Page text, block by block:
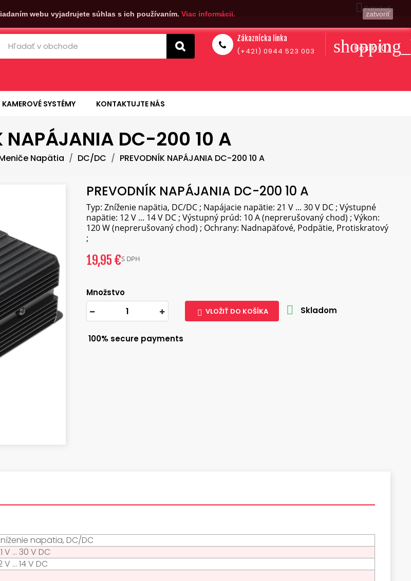
webu vyjadrujete súhlas s ich používaním. Viac informácii. zatvoriť
 Prihlásiť
Košík (0)
Zákaznícka linka
(+421) 0944 523 003
KAMEROVÉ SYSTÉMY KONTAKTUJTE NÁS
NAPÁJANIA DC-200 10 A
Napätia DC/DC PREVODNÍK NAPÁJANIA DC-200 10 A
PREVODNÍK NAPÁJANIA DC-200 10 A
Typ: Zníženie napätia, DC/DC ; Napájacie napätie: 21 V ... 30 V DC ; Výstupné
napätie: 12 V ... 14 V DC ; Výstupný prúd: 10 A (neprerušovaný chod) ; Výkon:
120 W (neprerušovaný chod) ; Ochrany: Nadnapäťové, Podpätie, Protiskratový
;
19,95 €S DPH
Množstvo
 VLOŽIŤ DO KOŠÍKA  Skladom
100% secure payments
napätia, DC/DC
V ... 30 V DC
V ... 14 V DC